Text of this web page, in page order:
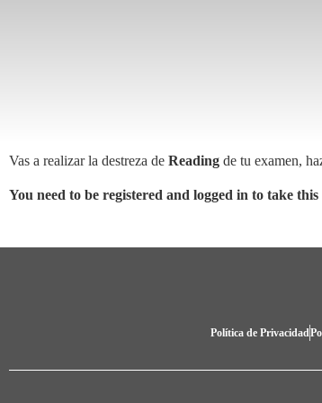
Vas a realizar la destreza de Reading de tu examen,
You need to be registered and logged in to take
Política de Privacidad